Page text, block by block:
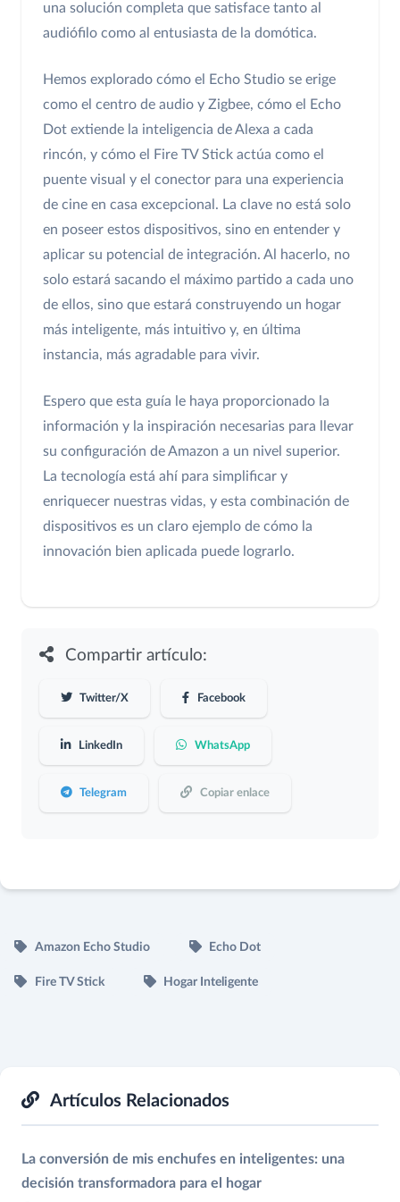
una solución completa que satisface tanto al
audiófilo como al entusiasta de la domótica.
Hemos explorado cómo el Echo Studio se erige
como el centro de audio y Zigbee, cómo el Echo
Dot extiende la inteligencia de Alexa a cada
rincón, y cómo el Fire TV Stick actúa como el
puente visual y el conector para una experiencia
de cine en casa excepcional. La clave no está solo
en poseer estos dispositivos, sino en entender y
aplicar su potencial de integración. Al hacerlo, no
solo estará sacando el máximo partido a cada uno
de ellos, sino que estará construyendo un hogar
más inteligente, más intuitivo y, en última
instancia, más agradable para vivir.
Espero que esta guía le haya proporcionado la
información y la inspiración necesarias para llevar
su configuración de Amazon a un nivel superior.
La tecnología está ahí para simplificar y
enriquecer nuestras vidas, y esta combinación de
dispositivos es un claro ejemplo de cómo la
innovación bien aplicada puede lograrlo.
Compartir artículo:
Twitter/X Facebook
LinkedIn WhatsApp
Telegram Copiar enlace
Amazon Echo Studio Echo Dot
Fire TV Stick Hogar Inteligente
Artículos Relacionados
La conversión de mis enchufes en inteligentes: una
decisión transformadora para el hogar